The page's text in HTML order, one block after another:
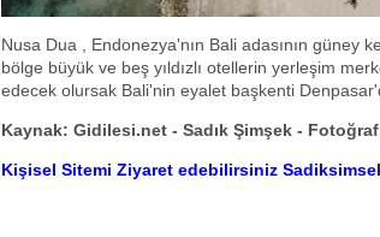
Nusa Dua , Endonezya'nın Bali adasının güney
bölge büyük ve beş yıldızlı otellerin yerleşim
edecek olursak Bali'nin eyalet başkenti
Kaynak: Gidilesi.net - Sadık Şimşek -
Kişisel Sitemi Ziyaret edebilirsiniz